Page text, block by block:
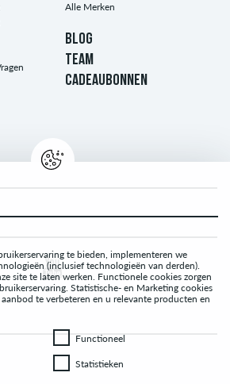
Alle Merken
BLOG
TEAM
CADEAUBONNEN
te bieden, implementeren we
(inclusief technologieën van derden).
site te laten werken. Functionele cookies zorgen
Statistische- en Marketing cookies
te verbeteren en u relevante producten en
Functioneel
Functioneel
Statistieken
Statistieken